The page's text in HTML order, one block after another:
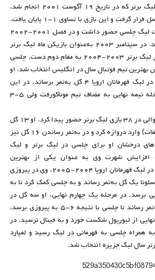
در اولین بازی او در لیگ برتر که در تاریخ ۱۹ آگوست ۲۰۰۱ انجام شد،
چلسی در مقابل نیوکاسل قرار گرفت و این بازی با تساوی ۱-۱ پایان یافت.
لمپارد در تمام مسابقات لیگ چلسی حضور داشت و در فصل ۲۰۰۱-۲۰۰۲
هشت گل به‌ثمر رساند. در سپتامبر ۲۰۰۳ به‌عنوان بازیکن ماه لیگ برتر
انتخاب شد. چلسی در لیگ برتر ۲۰۰۳-۲۰۰۴ به مقام دوم دست. چلسی
به‌عنوان بهترین تیم فوتبال سال در انگلیس انتخاب شد. او
توانست در ۱۴ بازی در لیگ قهرمانان اروپا ۴ گل به‌ثمر برساند. در این
رقابت‌ها چلسی درمرحله نیمه نهایی به مصاف تیم موناکورفت ولی ۵-۳
لمپارد در سه فصل متوالی در ۳۸ بازی لیگ برتر حضور پیدا کرد. او ۱۳ گل
(۱۹گل در تمامی مسابقات) وارد دروازه کرد و در به‌ثمر رساندن ۱۶ گل نیز
درخشان او برای چلسی در لیگ برتر و لیگ
افزایش شهرت وی به عنوان یکی از بهترین
هافبک‌های جهان شد. در لیگ قهرمانان اروپا ۲۰۰۴-۲۰۰۵، وی در پیروزی
یک گل به‌ثمر رساند و به چلسی کمک کرد تا به
برسد. در مرحله یک چهارم نهایی، او سه گل در
مقابل بایرن مونیخ به‌ثمر رساند تا چلسی با نتیجه ۶-۵ به پیروزی برسد.
از لیورپول شکست خورد و به فینال نرسید. در
لمپارد به همراه چلسی به قهرمانی در لیگ رسید و لمپارد
سال لیگ جزیره انتخاب شد.